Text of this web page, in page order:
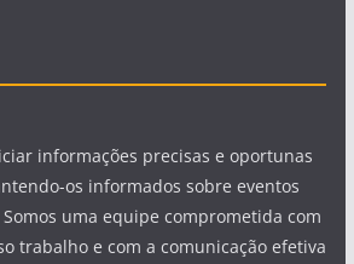
informações precisas e oportunas
os informados sobre eventos
uma equipe comprometida com
trabalho e com a comunicação efetiva